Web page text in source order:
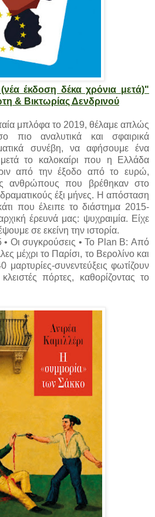
έκδοση δέκα χρόνια μετά)"
& Βικτωρίας Δενδρινού
μπλόφα το 2019, θέλαμε απλώς
πιο αναλυτικά και σφαιρικά
συνέβη, να αφήσουμε ένα
το καλοκαίρι που η Ελλάδα
από την έξοδο από το ευρώ,
ανθρώπους που βρέθηκαν στο
δραματικούς έξι μήνες. Η απόσταση
που έλειπε το διάστημα 2015-
έρευνά μας: ψυχραιμία. Είχε
σε εκείνη την ιστορία.
Οι συγκρούσεις • Το Plan B: Από
μέχρι το Παρίσι, το Βερολίνο και
μαρτυρίες-συνεντεύξεις φωτίζουν
πόρτες, καθορίζοντας το